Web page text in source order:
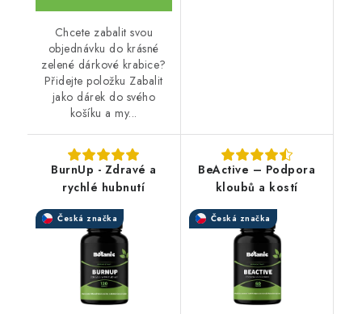
Chcete zabalit svou
objednávku do krásné
zelené dárkové krabice?
Přidejte položku Zabalit
jako dárek do svého
košíku a my...
BurnUp - Zdravé a
rychlé hubnutí
Česká značka
BeActive – Podpora
kloubů a kostí
Česká značka